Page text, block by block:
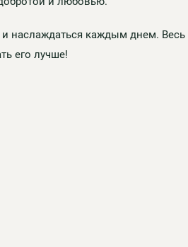
и наслаждаться каждым днем.
его лучше!